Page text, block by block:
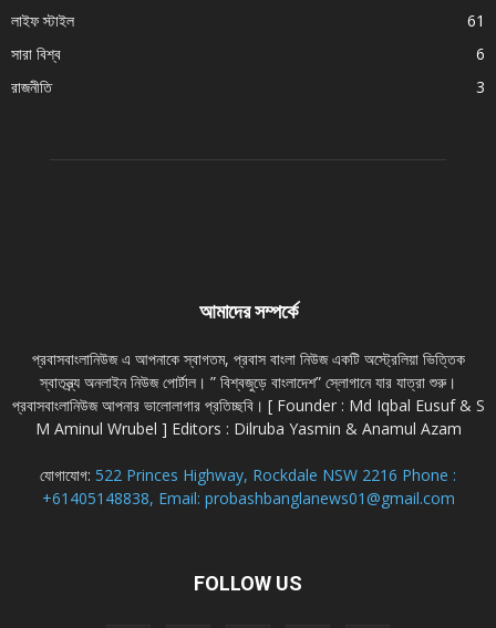
লাইফ স্টাইল
61
সারা বিশ্ব
6
রাজনীতি
3
আমাদের সম্পর্কে
প্রবাসবাংলানিউজ এ আপনাকে স্বাগতম, প্রবাস বাংলা নিউজ একটি অস্ট্রেলিয়া ভিত্তিক
স্বাতন্ত্র্য অনলাইন নিউজ পোর্টাল। ” বিশ্বজুড়ে বাংলাদেশ” স্লোগানে যার যাত্রা শুরু।
প্রবাসবাংলানিউজ আপনার ভালোলাগার প্রতিচ্ছবি। [ Founder : Md Iqbal Eusuf & S
M Aminul Wrubel ] Editors : Dilruba Yasmin & Anamul Azam
যোগাযোগ: 522 Princes Highway, Rockdale NSW 2216 Phone :
+61405148838, Email: probashbanglanews01@gmail.com
FOLLOW US